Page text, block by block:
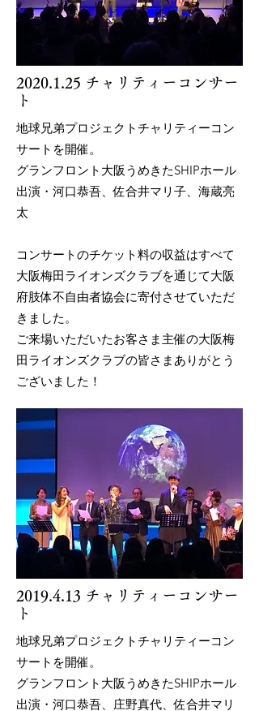
2020.1.25 チャリティーコンサー
ト
地球兄弟プロジェクトチャリティーコン
サートを開催。
グランフロント大阪うめきたSHIPホール
出演・河口恭吾、佐合井マリ子、海蔵亮
太
コンサートのチケット料の収益はすべて
大阪梅田ライオンズクラブを通じて大阪
府肢体不自由者協会に寄付させていただ
きました。
ご来場いただいたお客さま主催の大阪梅
田ライオンズクラブの皆さまありがとう
ございました！
2019.4.13 チャリティーコンサー
ト
地球兄弟プロジェクトチャリティーコン
サートを開催。
グランフロント大阪うめきたSHIPホール
出演・河口恭吾、庄野真代、佐合井マリ